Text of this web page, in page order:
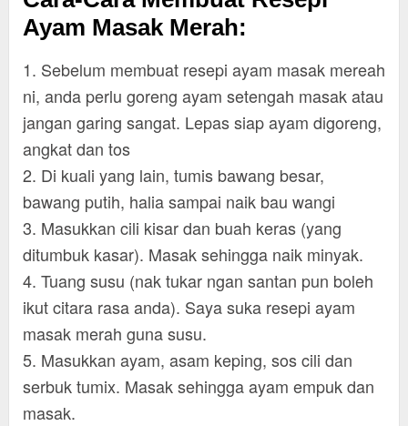
Ayam Masak Merah:
1. Sebelum membuat resepi ayam masak mereah
ni, anda perlu goreng ayam setengah masak atau
jangan garing sangat. Lepas siap ayam digoreng,
angkat dan tos
2. Di kuali yang lain, tumis bawang besar,
bawang putih, halia sampai naik bau wangi
3. Masukkan cili kisar dan buah keras (yang
ditumbuk kasar). Masak sehingga naik minyak.
4. Tuang susu (nak tukar ngan santan pun boleh
ikut citara rasa anda). Saya suka resepi ayam
masak merah guna susu.
5. Masukkan ayam, asam keping, sos cili dan
serbuk tumix. Masak sehingga ayam empuk dan
masak.